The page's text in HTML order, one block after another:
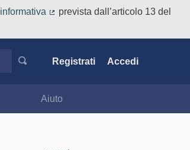
informativa
prevista dall’articolo 13 del
Registrati Accedi
Aiuto